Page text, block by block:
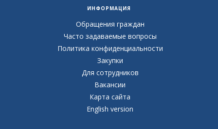
ИНФОРМАЦИЯ
Обращения граждан
Часто задаваемые вопросы
Политика конфиденциальности
Закупки
Для сотрудников
Вакансии
Карта сайта
English version